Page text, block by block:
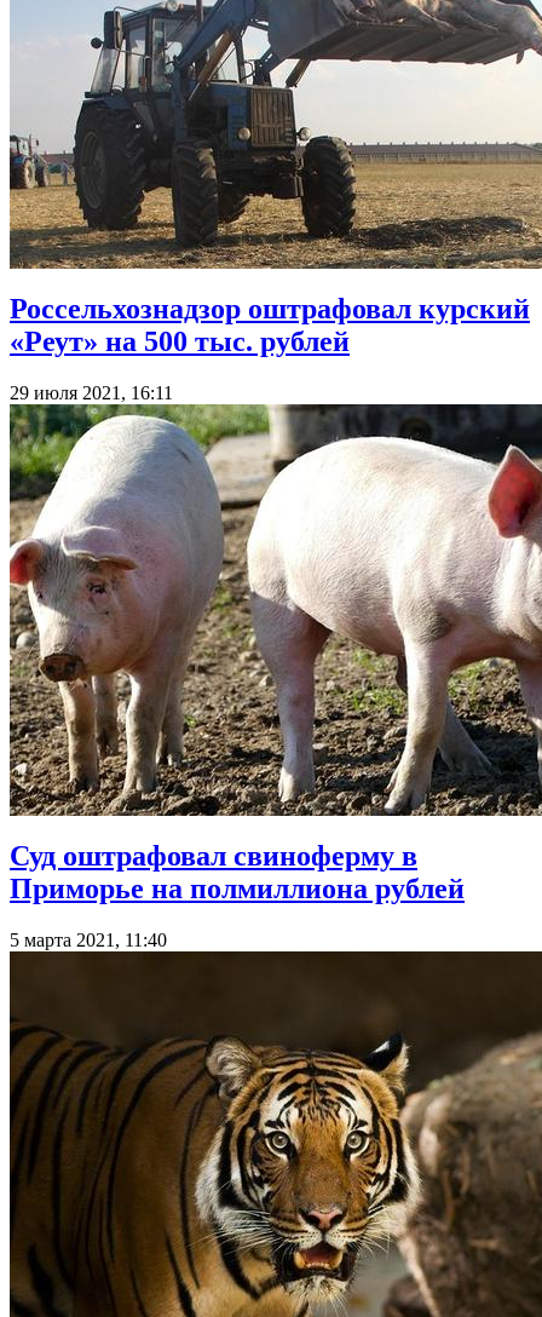
Россельхознадзор оштрафовал курский
«Реут» на 500 тыс. рублей
29 июля 2021, 16:11
Суд оштрафовал свиноферму в
Приморье на полмиллиона рублей
5 марта 2021, 11:40